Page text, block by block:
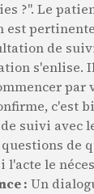
?". Le
est
de
s'enlise.
par
c'est
suivi avec
questions de
l'acte le
: Un